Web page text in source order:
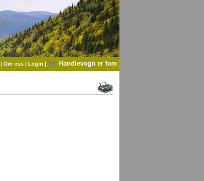
| Om oss | Login | Handlevogn er tom